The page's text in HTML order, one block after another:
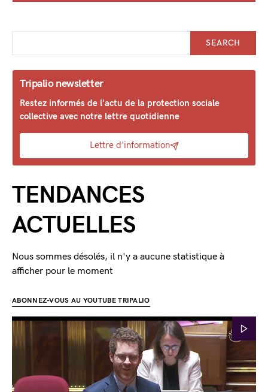
SEARCH
Tripalio newsletter
Restez informés de l'actu de la protection sociale
collective avec notre lettre quotidienne
Lettre d'information
TENDANCES
ACTUELLES
Nous sommes désolés, il n'y a aucune statistique à
afficher pour le moment
ABONNEZ-VOUS AU YOUTUBE TRIPALIO